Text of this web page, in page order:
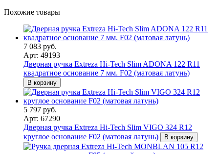
Похожие товары
7 083 руб.
Арт: 49193
Дверная ручка Extreza Hi-Tech Slim ADONA 122 R11
квадратное основание 7 мм. F02 (матовая латунь)
В корзину
5 797 руб.
Арт: 67290
Дверная ручка Extreza Hi-Tech Slim VIGO 324 R12
круглое основание F02 (матовая латунь)
В корзину